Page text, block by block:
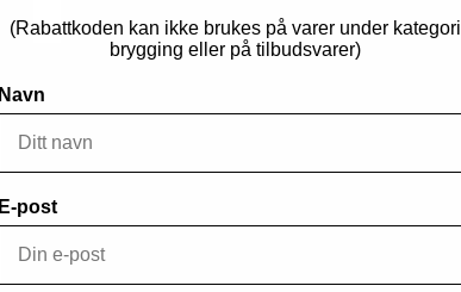
(Rabattkoden kan ikke brukes på varer under kategori
brygging eller på tilbudsvarer)
Navn
E-post